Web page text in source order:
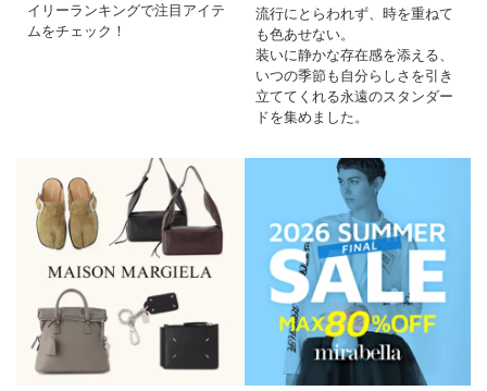
イリーランキングで注目アイテ
ムをチェック！
流行にとらわれず、時を重ねて
も色あせない。
装いに静かな存在感を添える、
いつの季節も自分らしさを引き
立ててくれる永遠のスタンダー
ドを集めました。